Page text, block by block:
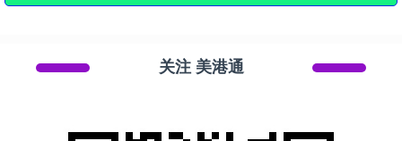
关注 美港通